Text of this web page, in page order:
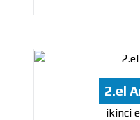
2.el
ikinci